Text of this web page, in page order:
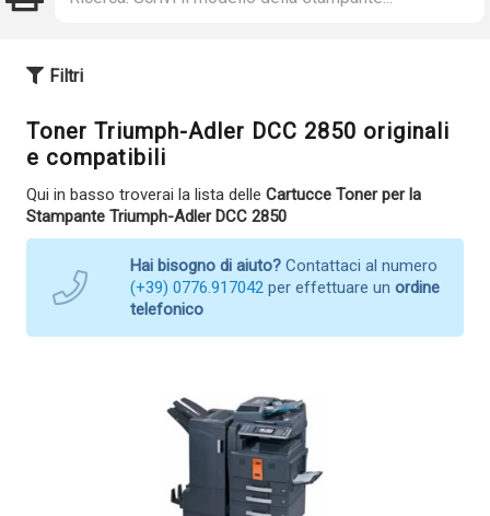
Filtri
Toner Triumph-Adler DCC 2850 originali
e compatibili
Qui in basso troverai la lista delle Cartucce Toner per la
Stampante Triumph-Adler DCC 2850
Hai bisogno di aiuto? Contattaci al numero
(+39) 0776.917042 per effettuare un ordine
telefonico